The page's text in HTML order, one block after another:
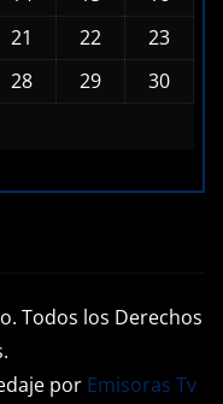
21 22
23
28 29
30
Todos los Derechos
por Emisoras Tv